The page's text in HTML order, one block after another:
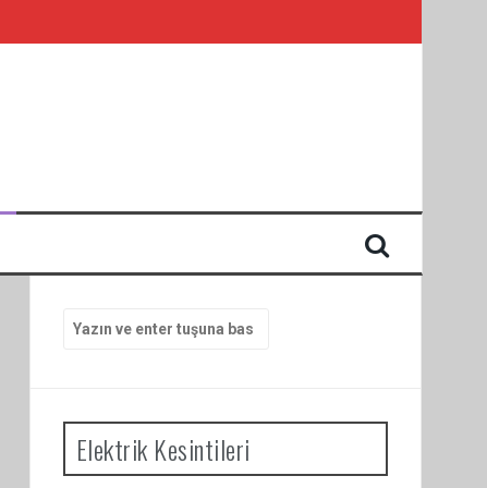
yap:
Elektrik Kesintileri